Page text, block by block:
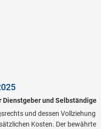
Dienstgeber und Selbständige
und dessen Vollziehung
Kosten. Der bewährte